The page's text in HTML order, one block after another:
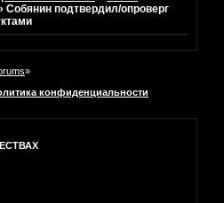
Собянин подтвердил/опроверг
»
конфиденциальности